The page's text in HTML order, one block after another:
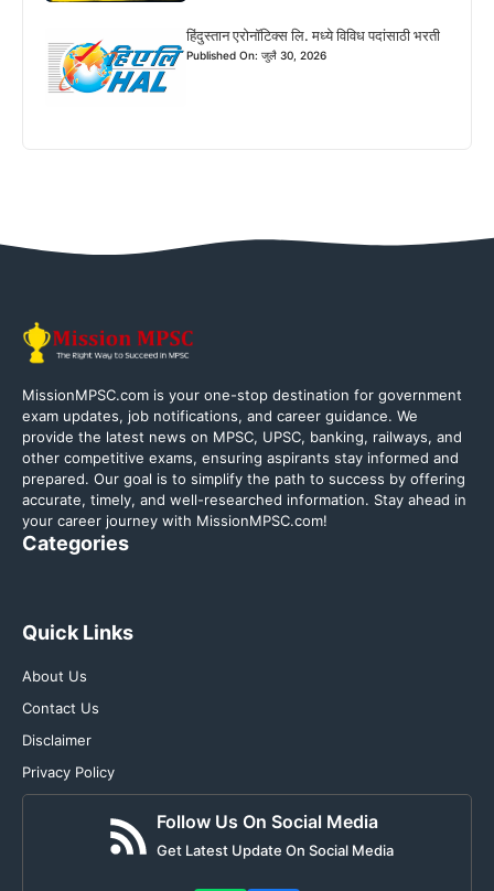
हिंदुस्तान एरोनॉटिक्स लि. मध्ये विविध पदांसाठी भरती
Published On: जुलै 30, 2026
MissionMPSC.com is your one-stop destination for government
exam updates, job notifications, and career guidance. We
provide the latest news on MPSC, UPSC, banking, railways, and
other competitive exams, ensuring aspirants stay informed and
prepared. Our goal is to simplify the path to success by offering
accurate, timely, and well-researched information. Stay ahead in
your career journey with MissionMPSC.com!
Categories
Quick Links
About Us
Contact Us
Disclaimer
Privacy Policy
Follow Us On Social Media
Get Latest Update On Social Media